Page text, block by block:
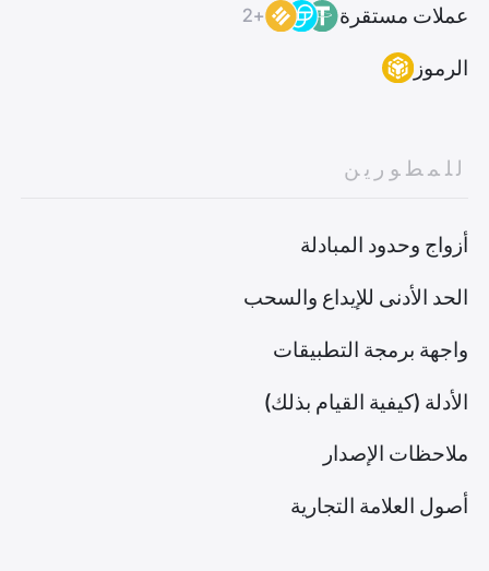
عملات مستقرة +2
الرموز
للمطورين
أزواج وحدود المبادلة
الحد الأدنى للإيداع والسحب
واجهة برمجة التطبيقات
الأدلة (كيفية القيام بذلك)
ملاحظات الإصدار
أصول العلامة التجارية